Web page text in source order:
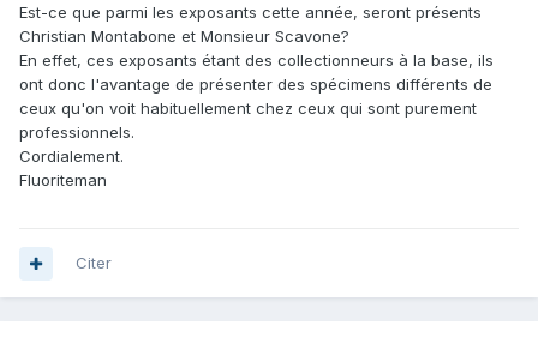
Est-ce que parmi les exposants cette année, seront présents
Christian Montabone et Monsieur Scavone?
En effet, ces exposants étant des collectionneurs à la base, ils
ont donc l'avantage de présenter des spécimens différents de
ceux qu'on voit habituellement chez ceux qui sont purement
professionnels.
Cordialement.
Fluoriteman
Citer